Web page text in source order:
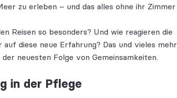
zu erleben – und das alles ohne ihr Zimmer
Reisen so besonders? Und wie reagieren die
diese neue Erfahrung? Das und vieles mehr
neuesten Folge von Gemeinsamkeiten.
in der Pflege